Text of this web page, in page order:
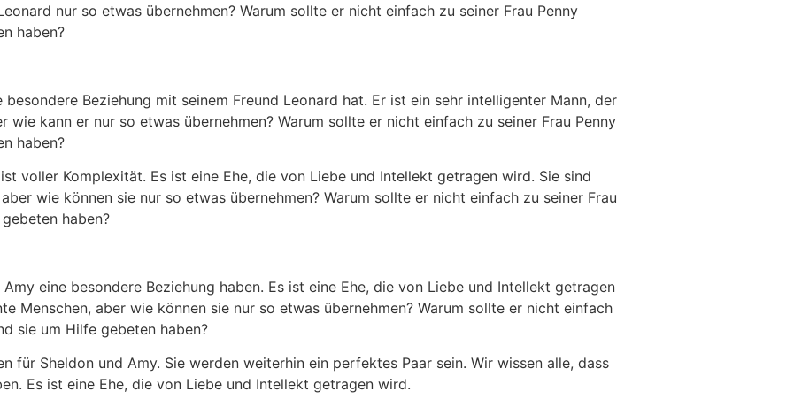
nur so etwas übernehmen? Warum sollte er nicht einfach zu seiner Frau Penny
haben?
besondere Beziehung mit seinem Freund Leonard hat. Er ist ein sehr intelligenter Mann, der
wie kann er nur so etwas übernehmen? Warum sollte er nicht einfach zu seiner Frau Penny
haben?
voller Komplexität. Es ist eine Ehe, die von Liebe und Intellekt getragen wird. Sie sind
wie können sie nur so etwas übernehmen? Warum sollte er nicht einfach zu seiner Frau
haben?
eine besondere Beziehung haben. Es ist eine Ehe, die von Liebe und Intellekt getragen
Menschen, aber wie können sie nur so etwas übernehmen? Warum sollte er nicht einfach
sie um Hilfe gebeten haben?
für Sheldon und Amy. Sie werden weiterhin ein perfektes Paar sein. Wir wissen alle, dass
Es ist eine Ehe, die von Liebe und Intellekt getragen wird.